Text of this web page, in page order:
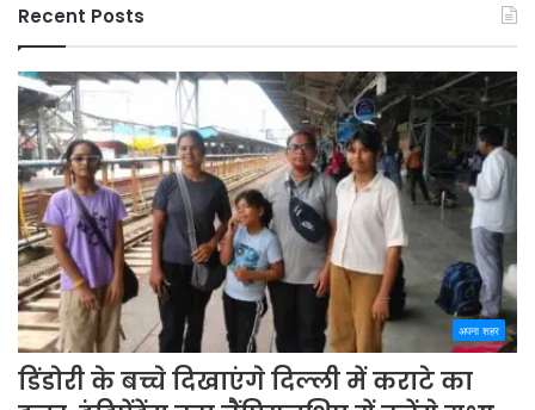
Recent Posts
अपना शहर
डिंडोरी के बच्चे दिखाएंगे दिल्ली में कराटे का